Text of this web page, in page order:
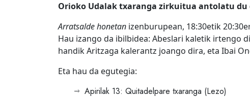
Orioko Udalak txaranga zirkuitua antolatu
Arratsalde honetan izenburupean, 18:30etik
Hau izango da ibilbidea: Abeslari kaletik irtengo
handik Aritzaga kalerantz joango dira, eta Ibai
Eta hau da egutegia:
Apirilak 13: Quitadelpare txaranga (Lezo)